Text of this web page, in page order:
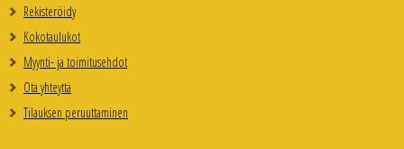
Rekisteröidy
Kokotaulukot
Myynti- ja toimitusehdot
Ota yhteyttä
Tilauksen peruuttaminen